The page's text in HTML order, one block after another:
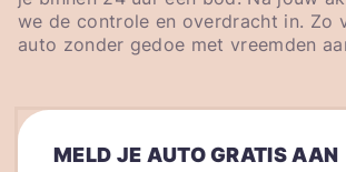
we de controle en overdracht in. Zo
auto zonder gedoe met vreemden
MELD JE AUTO GRATIS AAN